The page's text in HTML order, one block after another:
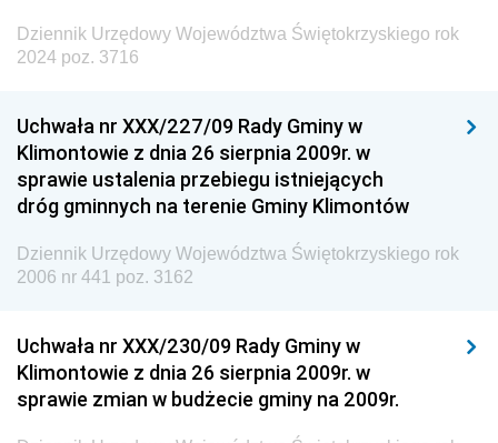
Dziennik Urzędowy Województwa Świętokrzyskiego rok
2024 poz. 3716
Uchwała nr XXX/227/09 Rady Gminy w
Klimontowie z dnia 26 sierpnia 2009r. w
sprawie ustalenia przebiegu istniejących
dróg gminnych na terenie Gminy Klimontów
Dziennik Urzędowy Województwa Świętokrzyskiego rok
2006 nr 441 poz. 3162
Uchwała nr XXX/230/09 Rady Gminy w
Klimontowie z dnia 26 sierpnia 2009r. w
sprawie zmian w budżecie gminy na 2009r.